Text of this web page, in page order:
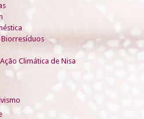
Biorresíduos
Climática de Nisa